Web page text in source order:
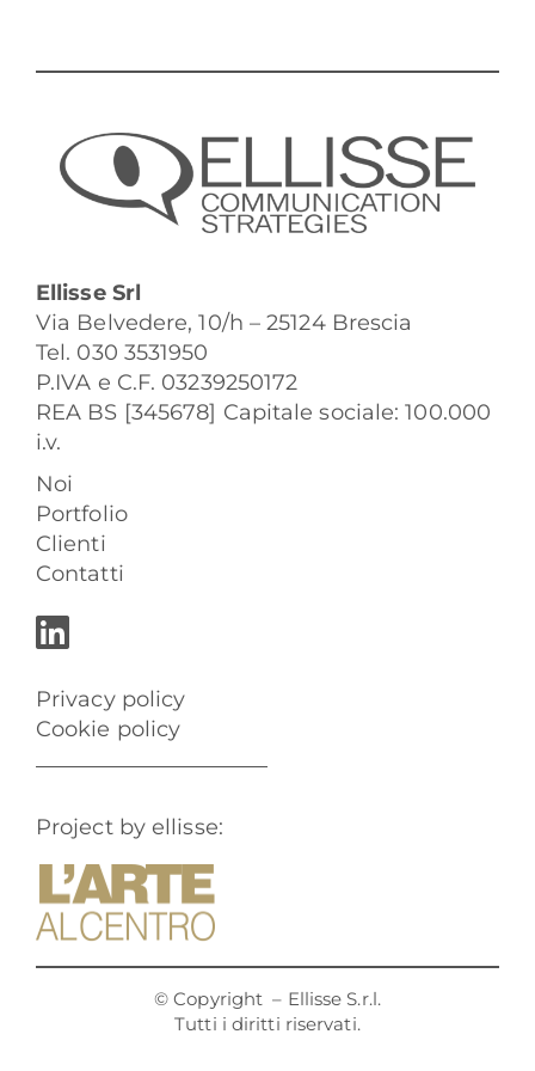
Ellisse Srl
Via Belvedere, 10/h – 25124 Brescia
Tel. 030 3531950
P.IVA e C.F. 03239250172
REA BS [345678] Capitale sociale: 100.000
i.v.
Noi
Portfolio
Clienti
Contatti
Privacy policy
Cookie policy
Project by ellisse:
© Copyright– Ellisse S.r.l.
Tutti i diritti riservati.